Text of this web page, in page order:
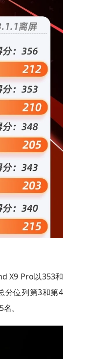
X9 Pro以353和
分位列第3和第4
。